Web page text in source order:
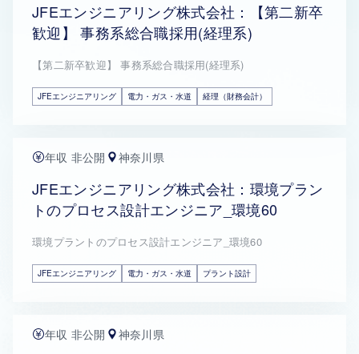
JFEエンジニアリング株式会社：【第二新卒
歓迎】 事務系総合職採用(経理系)
【第二新卒歓迎】 事務系総合職採用(経理系)
JFEエンジニアリング 電力・ガス・水道 経理（財務会計）
年収 非公開 神奈川県
JFEエンジニアリング株式会社：環境プラン
トのプロセス設計エンジニア_環境60
環境プラントのプロセス設計エンジニア_環境60
JFEエンジニアリング 電力・ガス・水道 プラント設計
年収 非公開 神奈川県